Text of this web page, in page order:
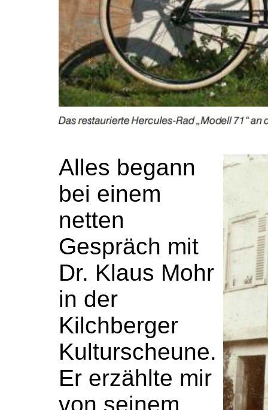
Alles begann
bei einem
netten
Gespräch mit
Dr. Klaus Mohr
in der
Kilchberger
Kulturscheune.
Er erzählte mir
von seinem